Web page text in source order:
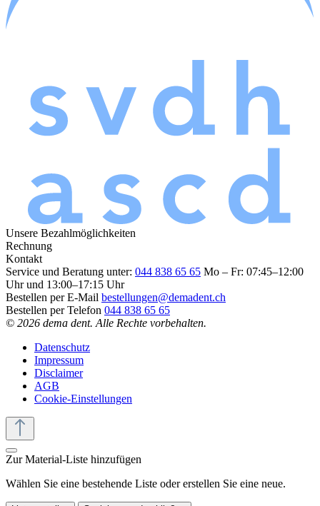
Unsere Bezahlmöglichkeiten
Rechnung
Kontakt
Service und Beratung unter: 044 838 65 65 Mo – Fr: 07:45–12:00
Uhr und 13:00–17:15 Uhr
Bestellen per E-Mail bestellungen@demadent.ch
Bestellen per Telefon 044 838 65 65
© 2026 dema dent. Alle Rechte vorbehalten.
Datenschutz
Impressum
Disclaimer
AGB
Cookie-Einstellungen
Zur Material-Liste hinzufügen
Wählen Sie eine bestehende Liste oder erstellen Sie eine neue.